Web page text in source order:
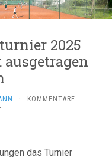
2025
·
KOMMENTARE
2025
das Turnier